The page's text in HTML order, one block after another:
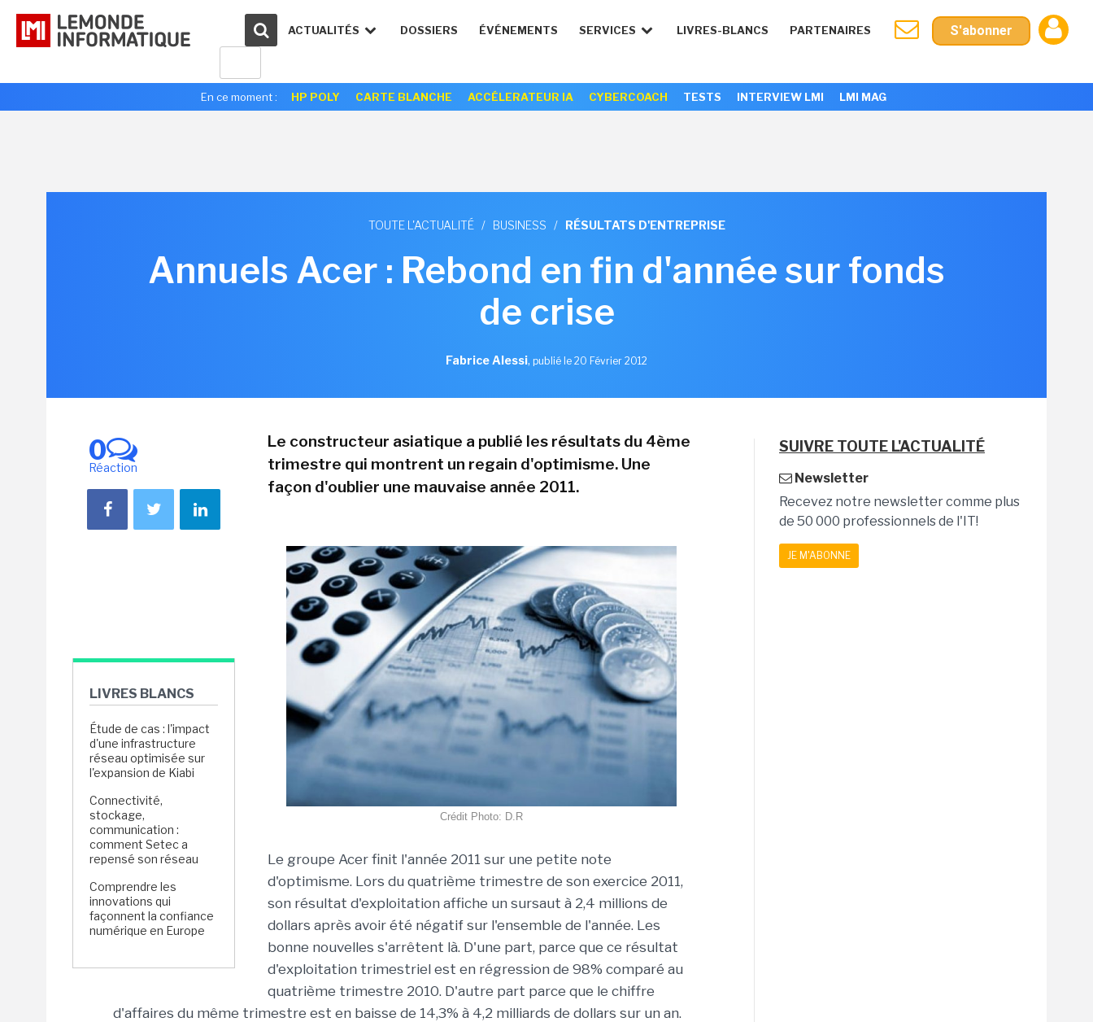
ACTUALITÉS DOSSIERS ÉVÉNEMENTS SERVICES LIVRES-BLANCS PARTENAIRES S'abonner
En ce moment : HP POLY CARTE BLANCHE ACCÉLERATEUR IA CYBERCOACH TESTS INTERVIEW LMI LMI MAG
TOUTE L'ACTUALITÉ / BUSINESS / RÉSULTATS D'ENTREPRISE
Annuels Acer : Rebond en fin d'année sur fonds
de crise
Fabrice Alessi, publié le 20 Février 2012
0
Réaction
LIVRES BLANCS
Étude de cas : l'impact
d'une infrastructure
réseau optimisée sur
l'expansion de Kiabi
Connectivité,
stockage,
communication :
comment Setec a
repensé son réseau
Comprendre les
innovations qui
façonnent la confiance
numérique en Europe
Le constructeur asiatique a publié les résultats du 4ème
trimestre qui montrent un regain d'optimisme. Une
façon d'oublier une mauvaise année 2011.
Crédit Photo: D.R
Le groupe Acer finit l'année 2011 sur une petite note
d'optimisme. Lors du quatrième trimestre de son exercice 2011,
son résultat d'exploitation affiche un sursaut à 2,4 millions de
dollars après avoir été négatif sur l'ensemble de l'année. Les
bonne nouvelles s'arrêtent là. D'une part, parce que ce résultat
d'exploitation trimestriel est en régression de 98% comparé au
quatrième trimestre 2010. D'autre part parce que le chiffre
d'affaires du même trimestre est en baisse de 14,3% à 4,2 milliards de dollars sur un an.
SUIVRE TOUTE L'ACTUALITÉ
Newsletter
Recevez notre newsletter comme plus
de 50 000 professionnels de l'IT!
JE M'ABONNE